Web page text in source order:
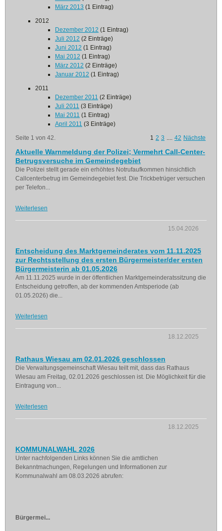
März 2013 (1 Eintrag)
2012
Dezember 2012 (1 Eintrag)
Juli 2012 (2 Einträge)
Juni 2012 (1 Eintrag)
Mai 2012 (1 Eintrag)
März 2012 (2 Einträge)
Januar 2012 (1 Eintrag)
2011
Dezember 2011 (2 Einträge)
Juli 2011 (3 Einträge)
Mai 2011 (1 Eintrag)
April 2011 (3 Einträge)
Seite 1 von 42.
1 2 3 .... 42 Nächste
Aktuelle Warnmeldung der Polizei; Vermehrt Call-Center-
Betrugsversuche im Gemeindegebiet
Die Polizei stellt gerade ein erhöhtes Notrufaufkommen hinsichtlich
Callcenterbetrug im Gemeindegebiet fest. Die Trickbetrüger versuchen
per Telefon...
Weiterlesen
15.04.2026
Entscheidung des Marktgemeinderates vom 11.11.2025
zur Rechtsstellung des ersten Bürgermeister/der ersten
Bürgermeisterin ab 01.05.2026
Am 11.11.2025 wurde in der öffentlichen Marktgemeinderatssitzung die
Entscheidung getroffen, ab der kommenden Amtsperiode (ab
01.05.2026) die...
Weiterlesen
18.12.2025
Rathaus Wiesau am 02.01.2026 geschlossen
Die Verwaltungsgemeinschaft Wiesau teilt mit, dass das Rathaus
Wiesau am Freitag, 02.01.2026 geschlossen ist. Die Möglichkeit für die
Eintragung von...
Weiterlesen
18.12.2025
KOMMUNALWAHL 2026
Unter nachfolgenden Links können Sie die amtlichen
Bekanntmachungen, Regelungen und Informationen zur
Kommunalwahl am 08.03.2026 abrufen:
Bürgermei...